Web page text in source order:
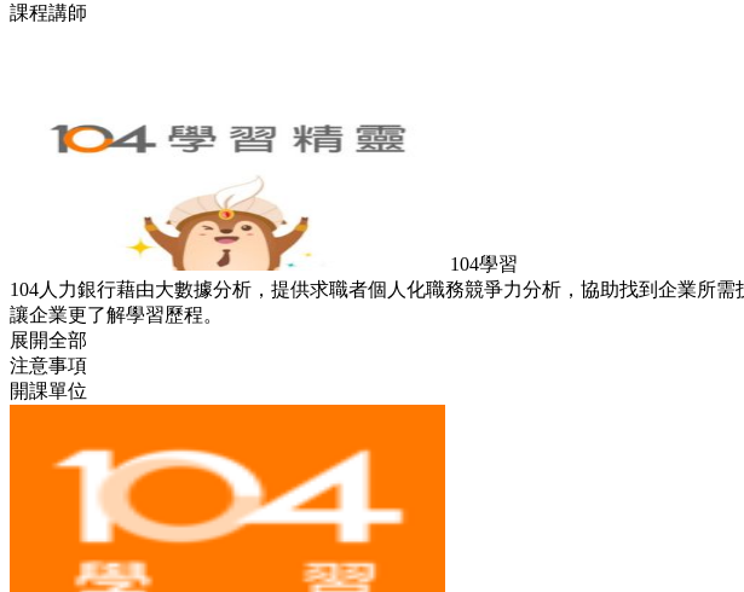
課程講師
104學習
104人力銀行藉由大數據分析，提供求職者個人化職務競爭力分析，協助找到企業所
讓企業更了解學習歷程。
展開全部
注意事項
開課單位